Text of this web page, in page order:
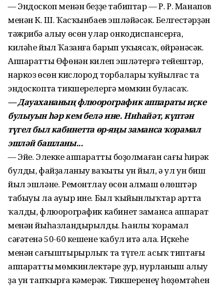
— Эндоскоп менән беҙҙең табиптар — Р. Р. Манапов
менән К. Ш. Ҡасҡынбаев эшләйәсәк. Белгестәрҙән
тәжрибә алыу өсөн улар онкодиспансерға,
киләһе йыл Ҡазанға барып уҡыясаҡ, өйрәнәсәк.
Аппаратты Өфөнән килеп эшләтергә тейештәр,
наркоз өсөн кислород торбалары ҡуйылғас та
эндоскопта тикшерелергә мөмкин буласаҡ.
— Дауахананың флюорографик аппараты иҫке
булыуын һәр кем белә ине. Ниһайәт, күптән
түгел был кабинетта өр-яңы заманса ҡорамал
эшләй башланы...
— Эйе. Элекке аппараттың боҙолмаған сағы һирәк
булды, файҙаланыу ваҡыты ун йыл, ә ул ун биш
йыл эшләне. Ремонтлау өсөн алмаш өлөштәр
табыуы ла ауыр ине. Был ҡыйынлыҡтар артта
ҡалды, флюорографик кабинет заманса аппарат
менән йыһазландырылды. Һанлы ҡорамал
сәғәтенә 50-60 кешене ҡабул итә ала. Иҫкеһе
менән сағыштырырлыҡ та түгел: асыҡ типтағы
аппараттың мөмкинлектәре ҙур, нурланыш алыу
ҙа ун тапҡырға кәмерәк. Тикшеренеү һөҙөмтәһен